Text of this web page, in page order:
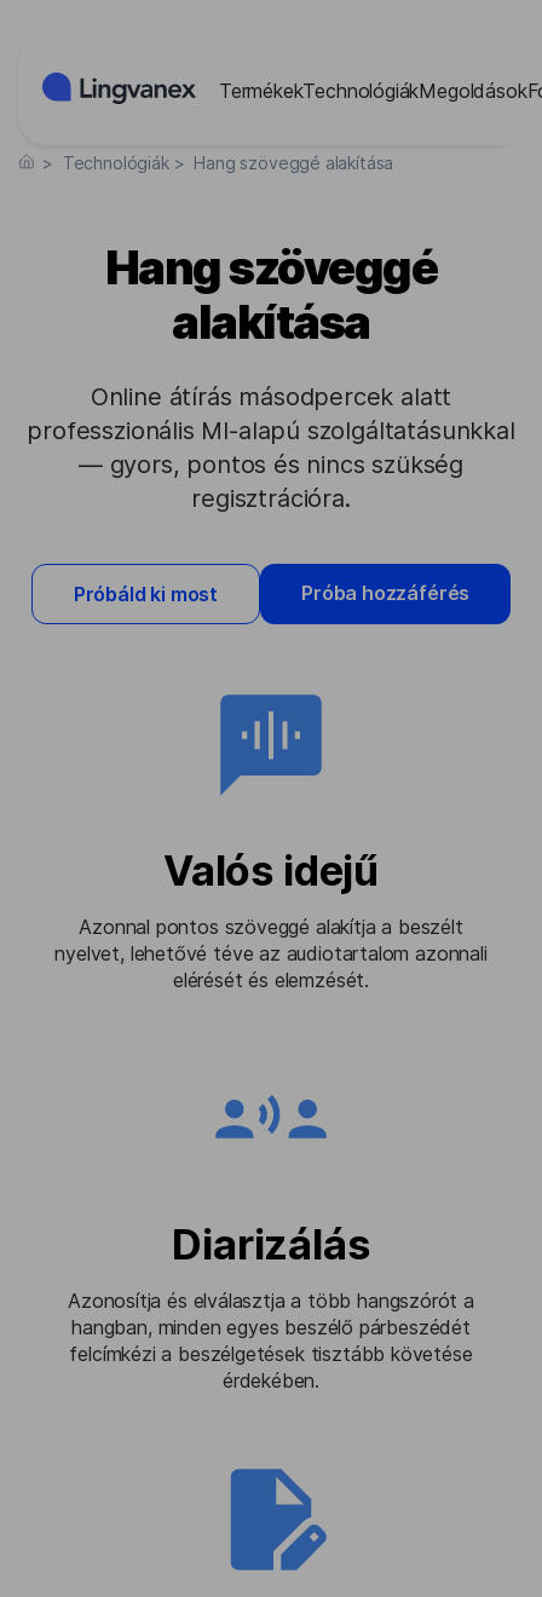
TermékekTechnológiákMegoldások
> Technológiák > Hang szöveggé alakítása
Hang szöveggé
alakítása
Online átírás másodpercek alatt
professzionális MI-alapú szolgáltatásunkkal
— gyors, pontos és nincs szükség
regisztrációra.
Próbáld ki most Próba hozzáférés
Valós idejű
Azonnal pontos szöveggé alakítja a beszélt
nyelvet, lehetővé téve az audiotartalom azonnali
elérését és elemzését.
Diarizálás
Azonosítja és elválasztja a több hangszórót a
hangban, minden egyes beszélő párbeszédét
felcímkézi a beszélgetések tisztább követése
érdekében.